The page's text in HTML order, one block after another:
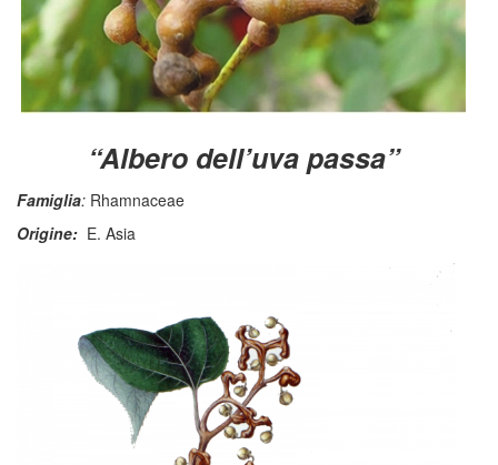
“Albero dell’uva passa”
Famiglia: Rhamnaceae
Origine: E. Asia